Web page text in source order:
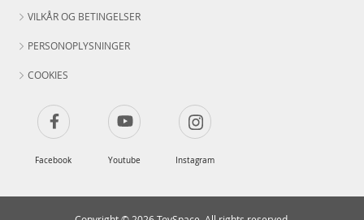
VILKÅR OG BETINGELSER
PERSONOPLYSNINGER
COOKIES
Facebook Youtube Instagram